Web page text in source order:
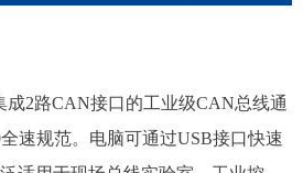
成2路CAN接口的工业级CAN总线通
速规范。电脑可通过USB接口快速